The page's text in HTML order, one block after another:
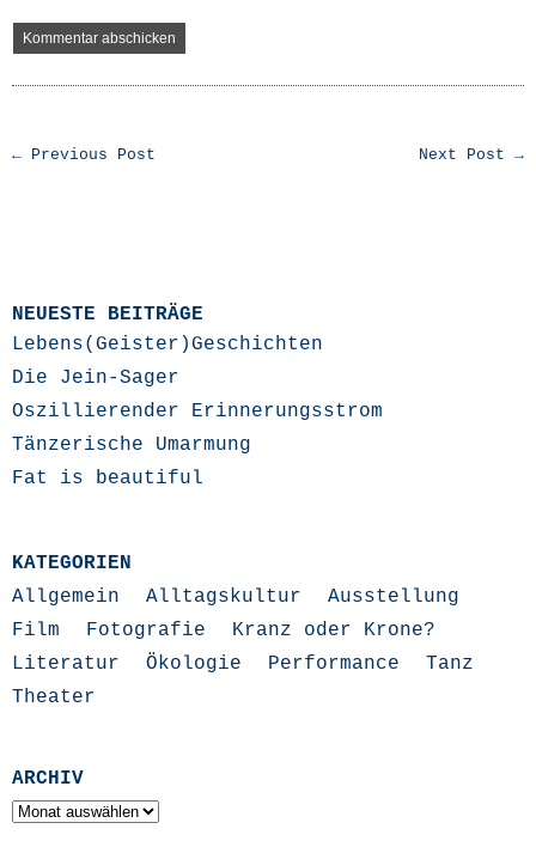
← Previous Post Next Post →
NEUESTE BEITRÄGE
Lebens(Geister)Geschichten
Die Jein-Sager
Oszillierender Erinnerungsstrom
Tänzerische Umarmung
Fat is beautiful
KATEGORIEN
Allgemein
Alltagskultur
Ausstellung
Film
Fotografie
Kranz oder Krone?
Literatur
Ökologie Performance
Tanz
Theater
ARCHIV
Archiv